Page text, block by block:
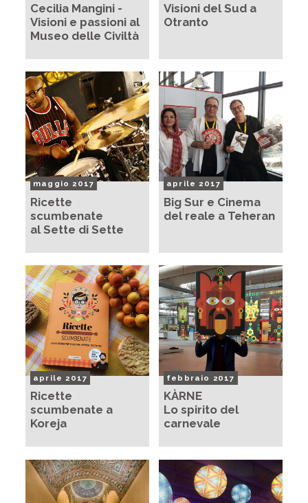
Cecilia Mangini -
Visioni e passioni al
Museo delle Civiltà
Visioni del Sud a
Otranto
maggio 2017
Ricette
scumbenate
al Sette di Sette
aprile 2017
Big Sur e Cinema
del reale a Teheran
aprile 2017
Ricette
scumbenate a
Koreja
febbraio 2017
KÀRNE
Lo spirito del
carnevale